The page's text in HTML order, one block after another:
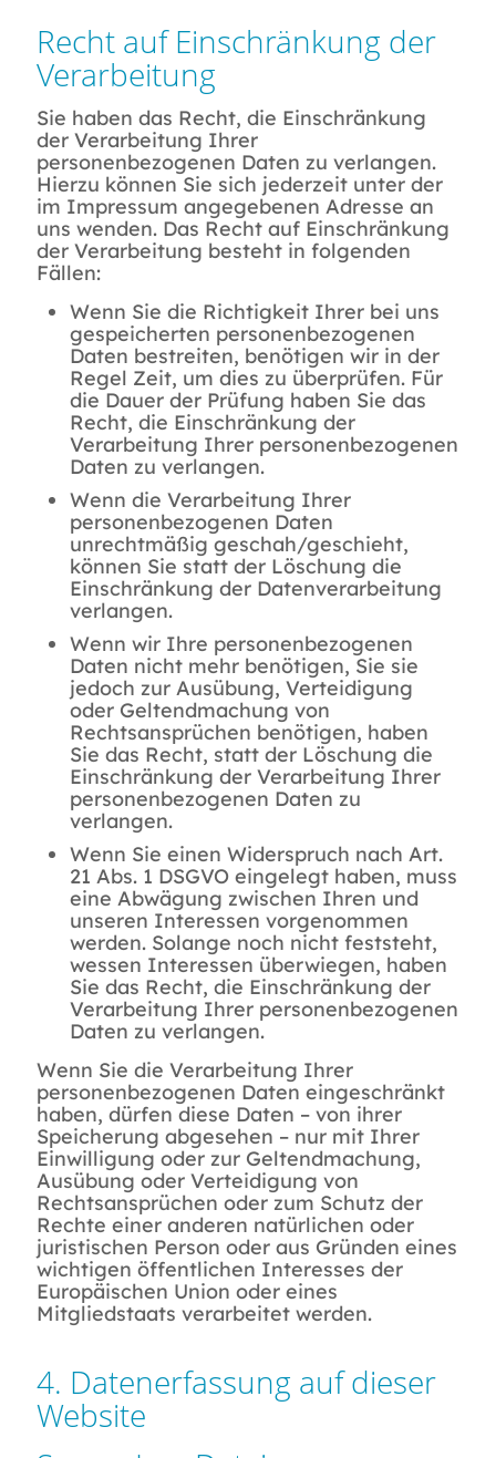
Recht auf Einschränkung der
Verarbeitung
Sie haben das Recht, die Einschränkung
der Verarbeitung Ihrer
personenbezogenen Daten zu verlangen.
Hierzu können Sie sich jederzeit unter der
im Impressum angegebenen Adresse an
uns wenden. Das Recht auf Einschränkung
der Verarbeitung besteht in folgenden
Fällen:
Wenn Sie die Richtigkeit Ihrer bei uns
gespeicherten personenbezogenen
Daten bestreiten, benötigen wir in der
Regel Zeit, um dies zu überprüfen. Für
die Dauer der Prüfung haben Sie das
Recht, die Einschränkung der
Verarbeitung Ihrer personenbezogenen
Daten zu verlangen.
Wenn die Verarbeitung Ihrer
personenbezogenen Daten
unrechtmäßig geschah/geschieht,
können Sie statt der Löschung die
Einschränkung der Datenverarbeitung
verlangen.
Wenn wir Ihre personenbezogenen
Daten nicht mehr benötigen, Sie sie
jedoch zur Ausübung, Verteidigung
oder Geltendmachung von
Rechtsansprüchen benötigen, haben
Sie das Recht, statt der Löschung die
Einschränkung der Verarbeitung Ihrer
personenbezogenen Daten zu
verlangen.
Wenn Sie einen Widerspruch nach Art.
21 Abs. 1 DSGVO eingelegt haben, muss
eine Abwägung zwischen Ihren und
unseren Interessen vorgenommen
werden. Solange noch nicht feststeht,
wessen Interessen überwiegen, haben
Sie das Recht, die Einschränkung der
Verarbeitung Ihrer personenbezogenen
Daten zu verlangen.
Wenn Sie die Verarbeitung Ihrer
personenbezogenen Daten eingeschränkt
haben, dürfen diese Daten – von ihrer
Speicherung abgesehen – nur mit Ihrer
Einwilligung oder zur Geltendmachung,
Ausübung oder Verteidigung von
Rechtsansprüchen oder zum Schutz der
Rechte einer anderen natürlichen oder
juristischen Person oder aus Gründen eines
wichtigen öffentlichen Interesses der
Europäischen Union oder eines
Mitgliedstaats verarbeitet werden.
4. Datenerfassung auf dieser
Website